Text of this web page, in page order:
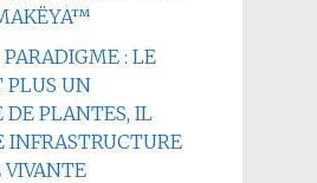
: LE
PLUS UN
DE PLANTES, IL
INFRASTRUCTURE
VIVANTE